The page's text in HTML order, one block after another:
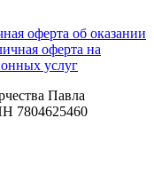
оферта об оказании
оферта на
услуг
Павла
7804625460